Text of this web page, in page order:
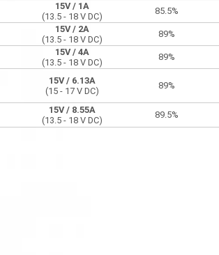
15V/ 1A
(13.5 - 18 V DC)
85.5%
15V/ 2A
(13.5 - 18 V DC)
89%
15V/ 4A
(13.5 - 18 V DC)
89%
15V/ 6.13A
(15 - 17 V DC)
89%
15V/ 8.55A
(13.5 - 18 V DC)
89.5%